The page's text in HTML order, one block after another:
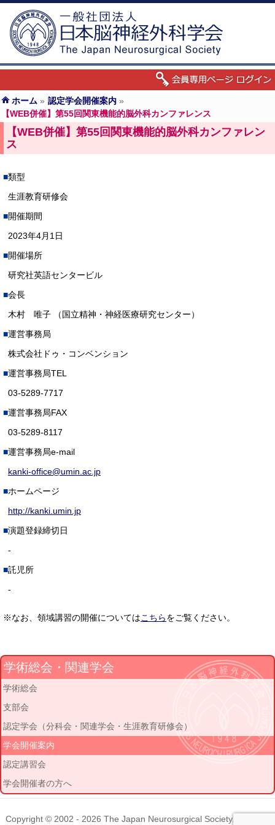
ホーム » 認定学会開催案内 »
【WEB併催】第55回関東機能的脳外科カンファレンス
【WEB併催】第55回関東機能的脳外科カンファレン
ス
類型
生涯教育研修会
開催期間
2023年4月1日
開催場所
研究社英語センタービル
会長
木村 唯子 （国立精神・神経医療研究センター）
運営事務局
株式会社ドゥ・コンベンション
運営事務局TEL
03-5289-7717
運営事務局FAX
03-5289-8117
運営事務局e-mail
kanki-office@umin.ac.jp
ホームページ
http://kanki.umin.jp
演題登録締切日
-
託児所
-
※なお、領域講習の開催についてはこちらをご覧ください。
学術総会・関連学会
学術総会
支部会
認定学会（分科会・関連学会・生涯教育研修会）
学会開催案内
認定講習会
学会開催者の方へ
Copyright © 2002 - 2026 The Japan Neurosurgical Society. All rights